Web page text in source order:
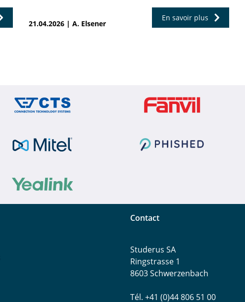
21.04.2026 | A. Elsener
En savoir plus
Contact
Studerus SA
Ringstrasse 1
8603 Schwerzenbach
Tél. +41 (0)44 806 51 00